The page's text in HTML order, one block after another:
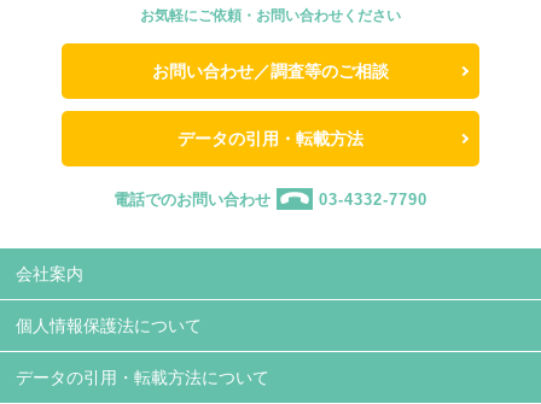
お気軽にご依頼・お問い合わせください
お問い合わせ／調査等のご相談
データの引用・転載方法
電話でのお問い合わせ 03-4332-7790
会社案内
個人情報保護法について
データの引用・転載方法について